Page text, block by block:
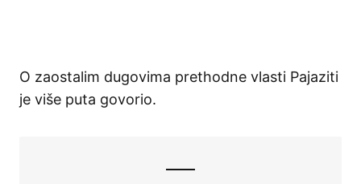
O zaostalim dugovima prethodne vlasti Pajaziti
je više puta govorio.